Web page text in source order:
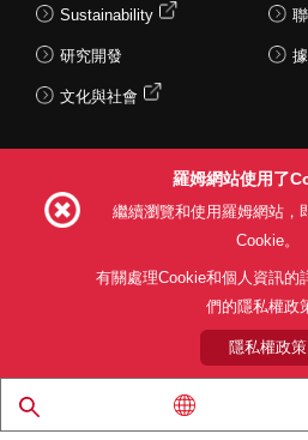
Sustainability
研究開發
文化與社會
利用目的 隱
關於本公司產品銷售之標
© 1997 - 2026 ROHM CO., LTD.
羅姆網站使用了
繼續瀏覽和使用羅姆網站，
Cookie。
有關處理Cookie和個人資訊的
們的隱私權政
隱私權政策